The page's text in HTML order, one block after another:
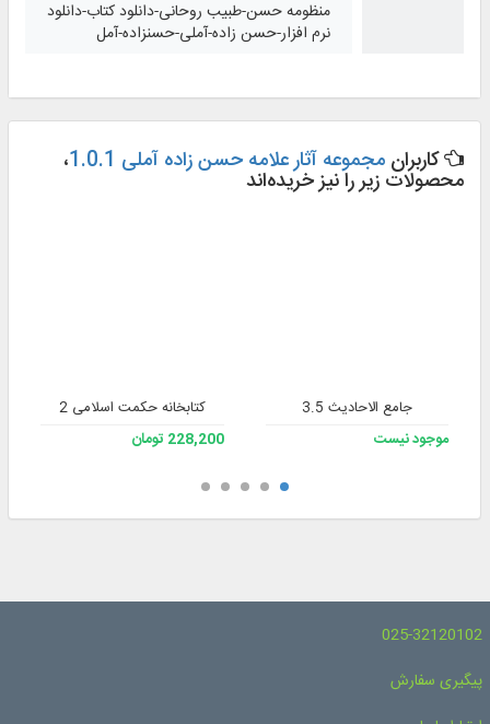
منظومه حسن-طبیب روحانی-دانلود کتاب-دانلود
نرم افزار-حسن زاده-آملی-حسنزاده-آمل
کاربران مجموعه آثار علامه حسن زاده آملی 1.0.1 ،
محصولات زیر را نیز خریده‌اند
جامع الاحادیث 3.5
موجود نیست
کتابخانه حکمت اسلامی 2
228,200 تومان
025-32120102
پیگیری سفارش